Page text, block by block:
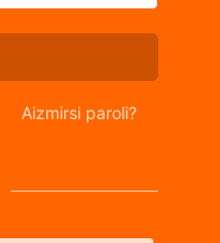
Aizmirsi paroli?